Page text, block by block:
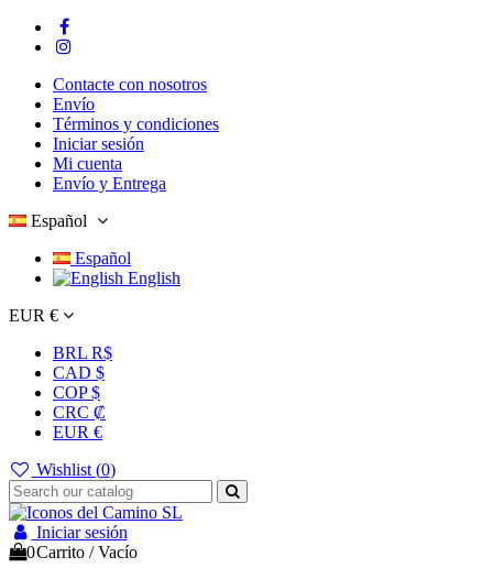
Contacte con nosotros
Envío
Términos y condiciones
Iniciar sesión
Mi cuenta
Envío y Entrega
Español
Español
English
EUR €
BRL R$
CAD $
COP $
CRC ₡
EUR €
Wishlist (0)
Iniciar sesión
0Carrito /Vacío